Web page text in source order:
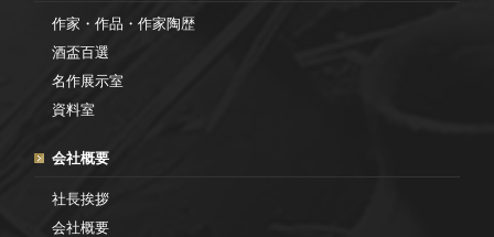
作家・作品・作家陶歴
酒盃百選
名作展示室
資料室
会社概要
社長挨拶
会社概要